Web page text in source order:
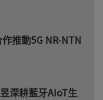
推動5G NR-NTN
深耕藍牙AIoT生